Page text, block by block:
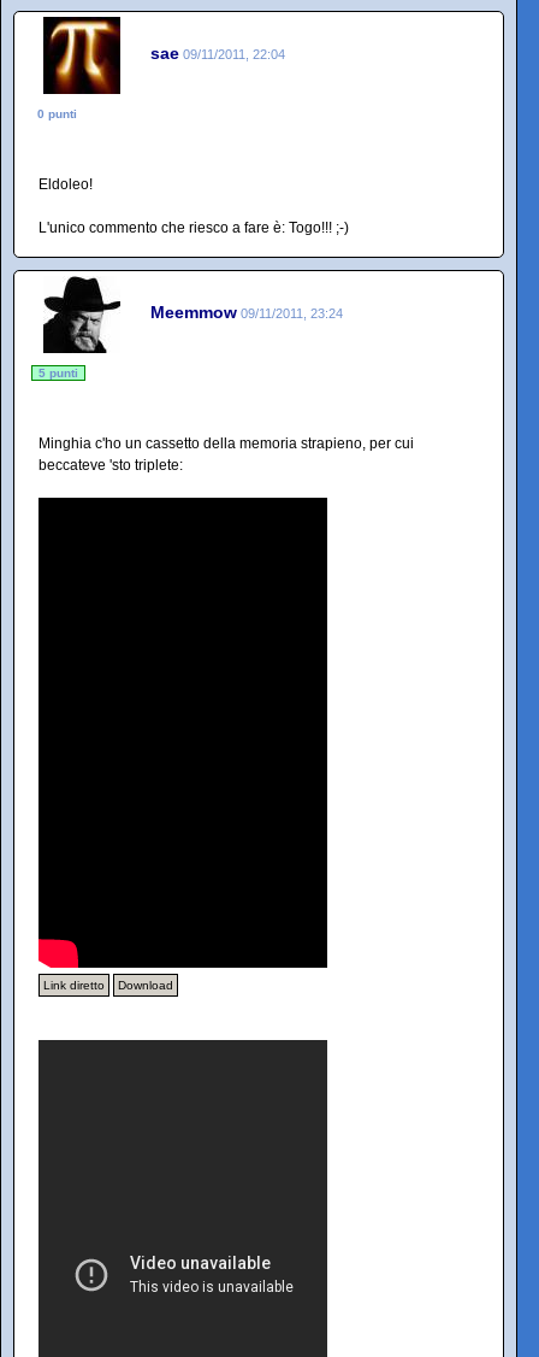
sae 09/11/2011, 22:04
0 punti
Eldoleo!
L'unico commento che riesco a fare è: Togo!!! ;-)
Meemmow 09/11/2011, 23:24
5 punti
Minghia c'ho un cassetto della memoria strapieno, per cui
beccateve 'sto triplete:
Link diretto Download